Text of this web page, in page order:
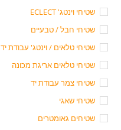
שטיחי וינטג' ECLECT
שטיחי חבל / טבעיים
שטיחי טלאים / וינטג' עבודת יד
שטיחי טלאים אריגת מכונה
שטיחי צמר עבודת יד
שטיחי שאגי
שטיחים גאומטרים